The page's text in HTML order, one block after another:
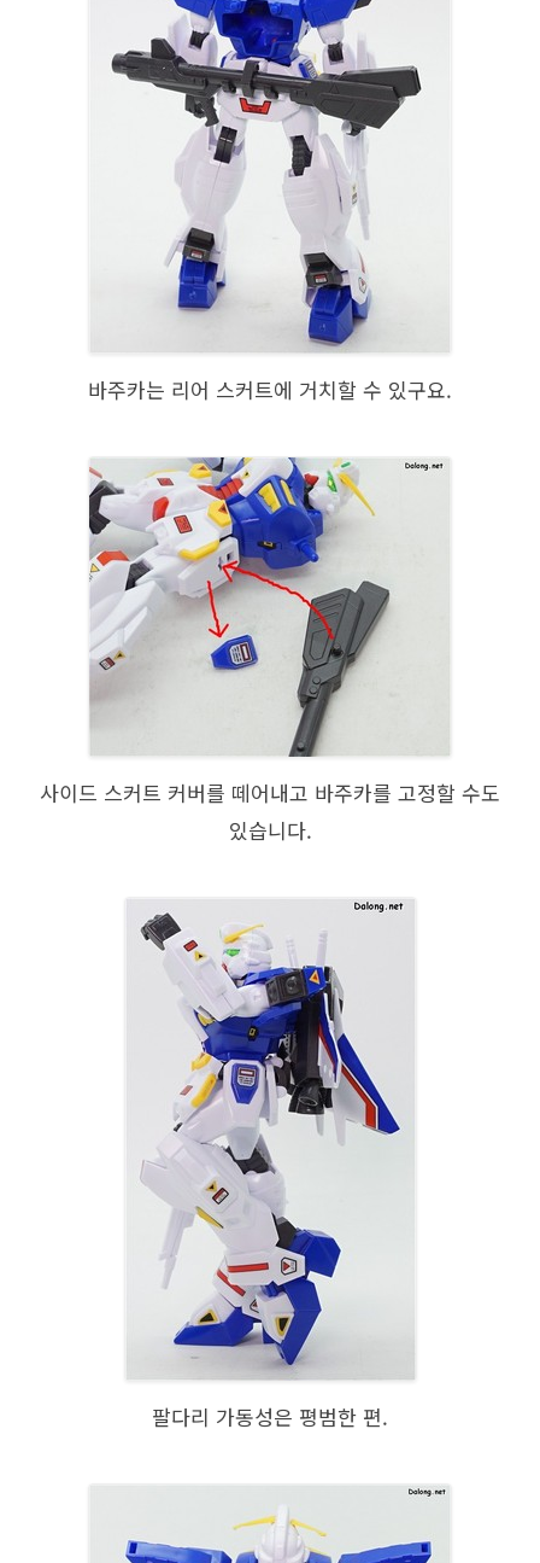
바주카는 리어 스커트에 거치할 수 있구요.
사이드 스커트 커버를 떼어내고 바주카를 고정할 수도
있습니다.
팔다리 가동성은 평범한 편.